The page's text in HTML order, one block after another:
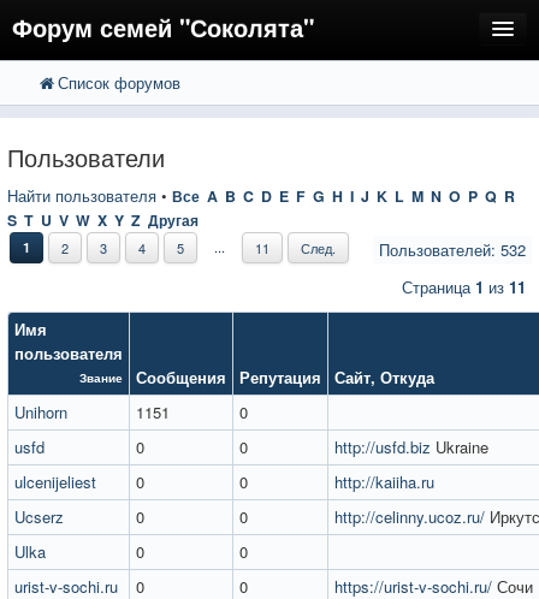
Форум семей "Соколята"
FAQ
Вход
Список форумов
Пользователи
Найти пользователя • Все A B C D E F G H I J K L M N O P Q R
S T U V W X Y Z Другая
Пользователей: 532
1 2 3 4 5 ... 11 След.
Страница1 из 11
Имя
пользователя
Звание Сообщения Репутация Сайт, Откуда
Unihorn
1151
0
usfd
0 0 http://usfd.biz Ukraine
ulcenijeliest
0 0
http://kaiiha.ru
Ucserz
0 0 http://celinny.ucoz.ru/
Ulka
0
0
urist-v-sochi.ru
0 0 https://urist-v-sochi.ru/ Сочи